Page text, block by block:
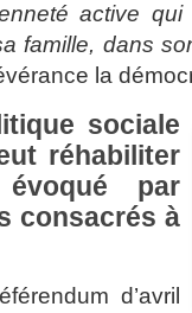
active qui
famille, dans
la
sociale
réhabiliter
par
consacrés à
d’avril